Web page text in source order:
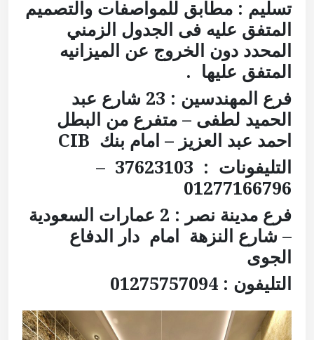
تسليم : مطابق للمواصفات والتصميم
المتفق عليه فى الجدول الزمني
المحدد دون الخروج عن الميزانيه
المتفق عليها .
فرع المهندسين : 23 شارع عبد
الحميد لطفى – متفرع من البطل
احمد عبد العزيز – امام بنك CIB
التليفونات : 37623103 –
01277166796
فرع مدينة نصر : 2 عمارات السعودية
– شارع النزهة امام دار الدفاع
الجوى
التليفون : 01275757094